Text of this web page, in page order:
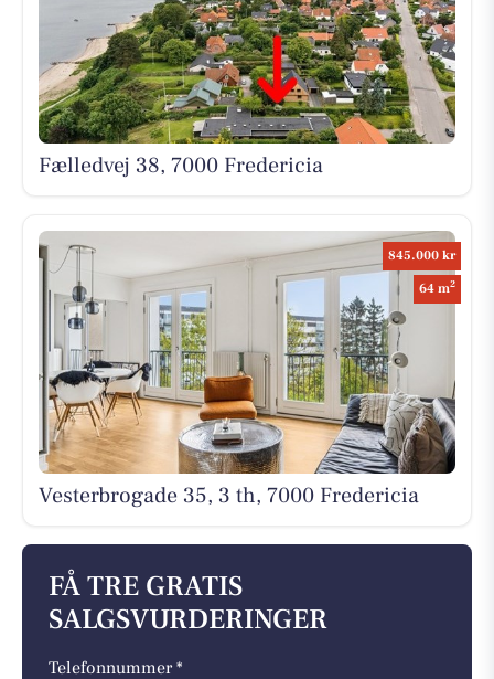
Fælledvej 38, 7000 Fredericia
845.000 kr
64 m2
Vesterbrogade 35, 3 th, 7000 Fredericia
FÅ TRE GRATIS
SALGSVURDERINGER
Telefonnummer *